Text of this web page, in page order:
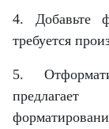
4. Добавьте
требуется
5.